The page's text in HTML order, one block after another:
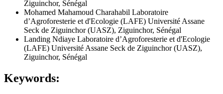
Ziguinchor, Sénégal
Mohamed Mahamoud Charahabil Laboratoire
d’Agroforesterie et d'Ecologie (LAFE) Université Assane
Seck de Ziguinchor (UASZ), Ziguinchor, Sénégal
Landing Ndiaye Laboratoire d’Agroforesterie et d'Ecologie
(LAFE) Université Assane Seck de Ziguinchor (UASZ),
Ziguinchor, Sénégal
Keywords: